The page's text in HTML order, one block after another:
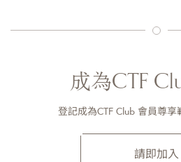
成為CTF
登記成為CTF Club 會員尊享
請即加入